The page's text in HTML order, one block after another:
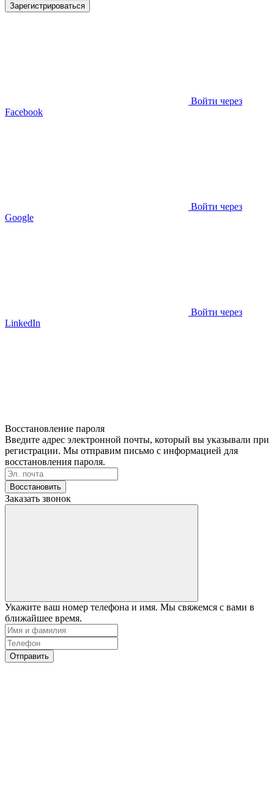
Зарегистрироваться
Войти через
Facebook
Войти через
Google
Войти через
LinkedIn
Восстановление пароля
Введите адрес электронной почты, который вы указывали при
регистрации. Мы отправим письмо с информацией для
восстановления пароля.
Восстановить
Заказать звонок
Укажите ваш номер телефона и имя. Мы свяжемся с вами в
ближайшее время.
Отправить